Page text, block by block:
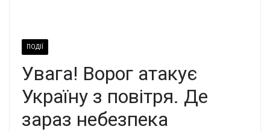
ПОДІЇ
Увaга! Воpог атaкує
Укpаїну з повiтря. Де
заpаз небeзпека